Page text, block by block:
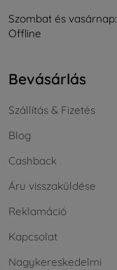
Szombat és vasárnap:
Offline
Bevásárlás
Szállítás & Fizetés
Blog
Cashback
Áru visszaküldése
Reklamáció
Kapcsolat
Nagykereskedelmi